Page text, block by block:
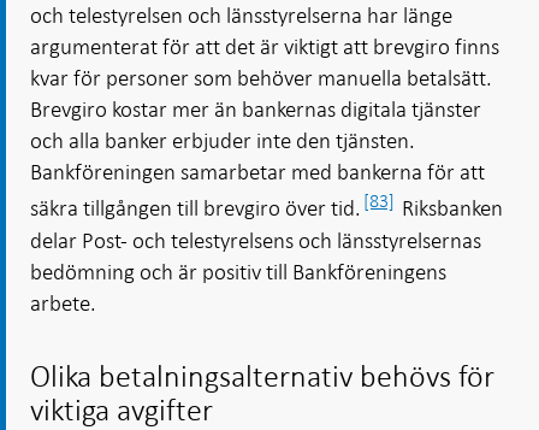
och telestyrelsen och länsstyrelserna har länge
argumenterat för att det är viktigt att brevgiro finns
kvar för personer som behöver manuella betalsätt.
Brevgiro kostar mer än bankernas digitala tjänster
och alla banker erbjuder inte den tjänsten.
Bankföreningen samarbetar med bankerna för att
säkra tillgången till brevgiro över tid. [83] Riksbanken
delar Post- och telestyrelsens och länsstyrelsernas
bedömning och är positiv till Bankföreningens
arbete.
Olika betalningsalternativ behövs för
viktiga avgifter